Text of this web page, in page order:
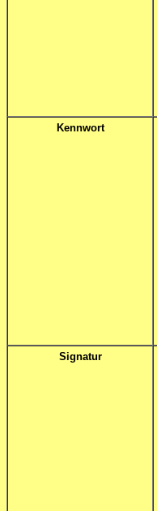
Kennwort
Signatur